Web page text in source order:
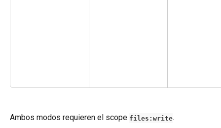
Ambos modos requieren el scope files:write.